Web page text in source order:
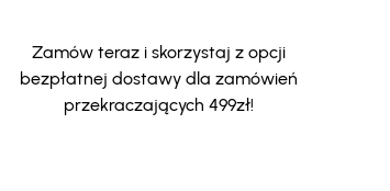
Zamów teraz i skorzystaj z opcji
bezpłatnej dostawy dla zamówień
przekraczających 499zł!